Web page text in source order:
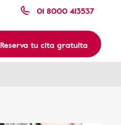
01 8000 413537
Reserva tu cita gratuita